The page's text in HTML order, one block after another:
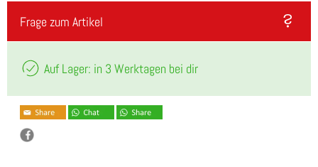
Frage zum Artikel
Auf Lager: in 3 Werktagen bei dir